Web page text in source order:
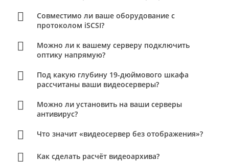
Совместимо ли ваше оборудование с
протоколом iSCSI?
Можно ли к вашему серверу подключить
оптику напрямую?
Под какую глубину 19-дюймового шкафа
рассчитаны ваши видеосерверы?
Можно ли установить на ваши серверы
антивирус?
Что значит «видеосервер без отображения»?
Как сделать расчёт видеоархива?